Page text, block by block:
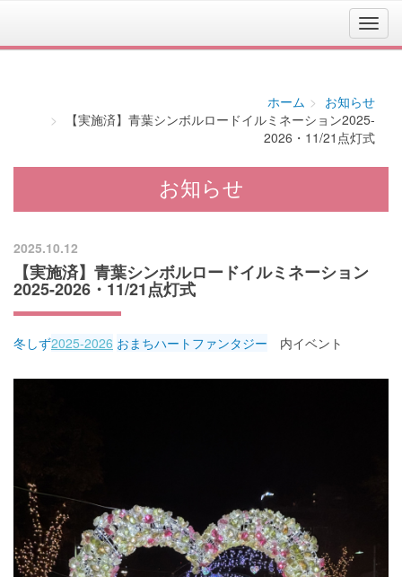
ホーム
お知らせ
【実施済】青葉シンボルロードイルミネーション2025-
2026・11/21点灯式
お知らせ
2025.10.12
【実施済】青葉シンボルロードイルミネーション
2025-2026・11/21点灯式
冬しず2025-2026 おまちハートファンタジー 内イベント